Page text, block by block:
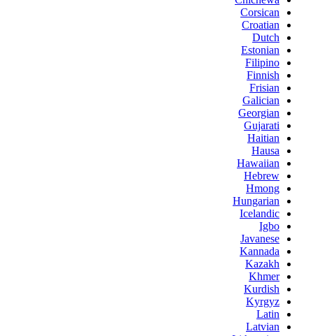
Corsican
Croatian
Dutch
Estonian
Filipino
Finnish
Frisian
Galician
Georgian
Gujarati
Haitian
Hausa
Hawaiian
Hebrew
Hmong
Hungarian
Icelandic
Igbo
Javanese
Kannada
Kazakh
Khmer
Kurdish
Kyrgyz
Latin
Latvian